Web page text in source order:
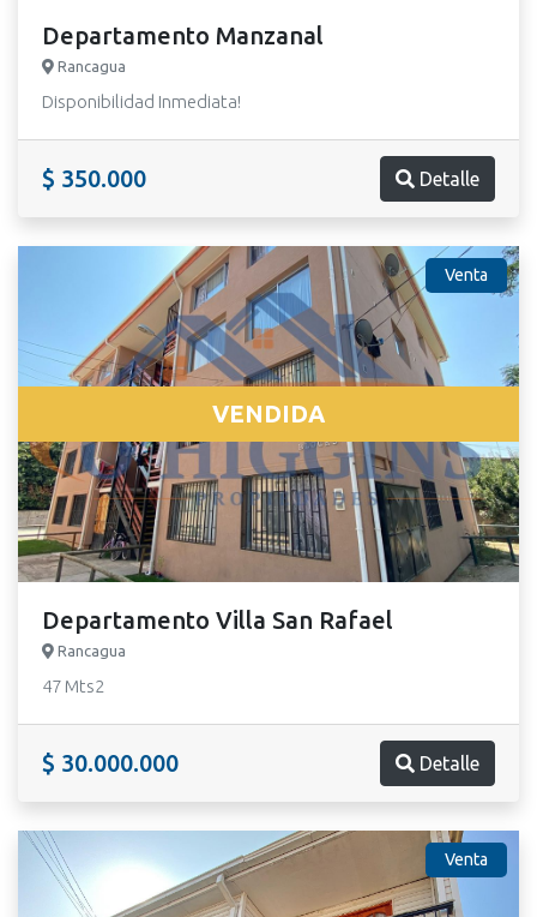
Departamento Manzanal
Rancagua
Disponibilidad Inmediata!
$ 350.000 Detalle
Venta
VENDIDA
Departamento Villa San Rafael
Rancagua
47 Mts2
$ 30.000.000 Detalle
Venta